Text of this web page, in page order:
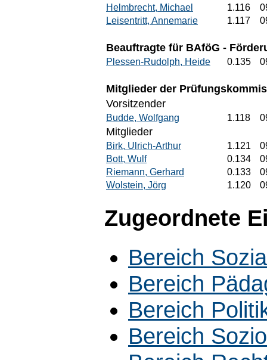
Helmbrecht, Michael 1.116
Leisentritt, Annemarie
1.117
Beauftragte für BAföG -
Plessen-Rudolph, Heide 0.135
Mitglieder der
Vorsitzender
Budde, Wolfgang 1.118
Mitglieder
Birk, Ulrich-Arthur 1.121
Bott, Wulf
0.134
Riemann, Gerhard
0.133
Wolstein, Jörg
1.120
Zugeordnete
Bereich
Bereich
Bereich
Bereich